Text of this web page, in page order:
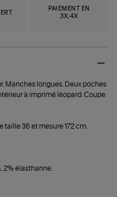
PAIEMENT EN
3X,4X
Manches longues. Deux poches
à imprimé léopard. Coupe
taille 36 et mesure 172 cm.
2% élasthanne.